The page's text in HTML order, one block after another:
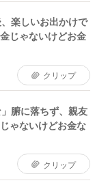
楽しいお出かけで
じゃないけどお金
クリップ
腑に落ちず、親友
ゃないけどお金な
クリップ